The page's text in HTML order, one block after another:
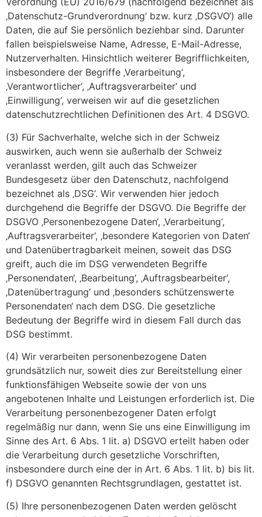
‚Datenschutz-Grundverordnung‘ bzw. kurz ‚DSGVO‘) alle
Daten, die auf Sie persönlich beziehbar sind. Darunter
fallen beispielsweise Name, Adresse, E-Mail-Adresse,
Nutzerverhalten. Hinsichtlich weiterer Begrifflichkeiten,
insbesondere der Begriffe ‚Verarbeitung‘,
‚Verantwortlicher‘, ‚Auftragsverarbeiter‘ und
‚Einwilligung‘, verweisen wir auf die gesetzlichen
datenschutzrechtlichen Definitionen des Art. 4 DSGVO.
(3) Für Sachverhalte, welche sich in der Schweiz
auswirken, auch wenn sie außerhalb der Schweiz
veranlasst werden, gilt auch das Schweizer
Bundesgesetz über den Datenschutz, nachfolgend
bezeichnet als ‚DSG‘. Wir verwenden hier jedoch
durchgehend die Begriffe der DSGVO. Die Begriffe der
DSGVO ‚Personenbezogene Daten‘, ‚Verarbeitung‘,
‚Auftragsverarbeiter‘, ‚besondere Kategorien von Daten‘
und Datenübertragbarkeit meinen, soweit das DSG
greift, auch die im DSG verwendeten Begriffe
‚Personendaten‘, ‚Bearbeitung‘, ‚Auftragsbearbeiter‘,
‚Datenübertragung‘ und ‚besonders schützenswerte
Personendaten‘ nach dem DSG. Die gesetzliche
Bedeutung der Begriffe wird in diesem Fall durch das
DSG bestimmt.
(4) Wir verarbeiten personenbezogene Daten
grundsätzlich nur, soweit dies zur Bereitstellung einer
funktionsfähigen Webseite sowie der von uns
angebotenen Inhalte und Leistungen erforderlich ist. Die
Verarbeitung personenbezogener Daten erfolgt
regelmäßig nur dann, wenn Sie uns eine Einwilligung im
Sinne des Art. 6 Abs. 1 lit. a) DSGVO erteilt haben oder
die Verarbeitung durch gesetzliche Vorschriften,
insbesondere durch eine der in Art. 6 Abs. 1 lit. b) bis lit.
f) DSGVO genannten Rechtsgrundlagen, gestattet ist.
(5) Ihre personenbezogenen Daten werden gelöscht